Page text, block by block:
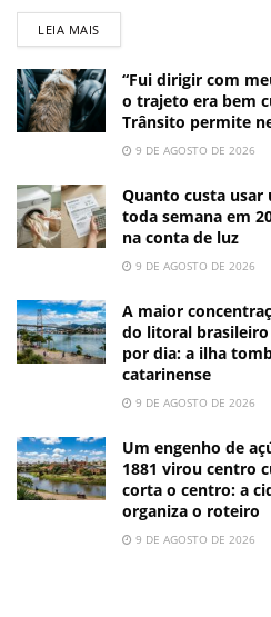
LEIA MAIS
“Fui dirigir com
o trajeto era bem
Trânsito permite
9 DE AGOSTO DE 2026
Quanto custa usar
toda semana em
na conta de luz
9 DE AGOSTO DE 2026
A maior
do litoral
por dia: a ilha
catarinense
9 DE AGOSTO DE 2026
Um engenho de
1881 virou centro
corta o centro: a
organiza o roteiro
9 DE AGOSTO DE 2026